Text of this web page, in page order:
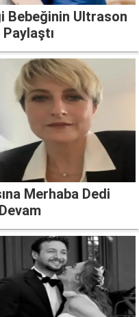
Bebeğinin Ultrason
Merhaba Dedi